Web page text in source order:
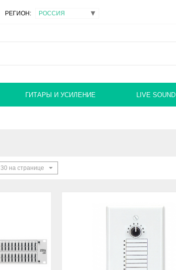
РЕГИОН:
ГИТАРЫ И УСИЛЕНИЕ LIVE SOUND
30 на странице